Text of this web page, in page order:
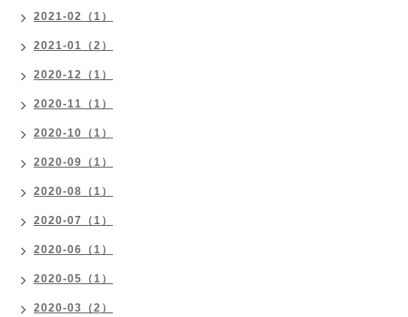
2021-02（1）
2021-01（2）
2020-12（1）
2020-11（1）
2020-10（1）
2020-09（1）
2020-08（1）
2020-07（1）
2020-06（1）
2020-05（1）
2020-03（2）